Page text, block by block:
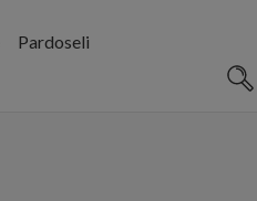
Pardoseli